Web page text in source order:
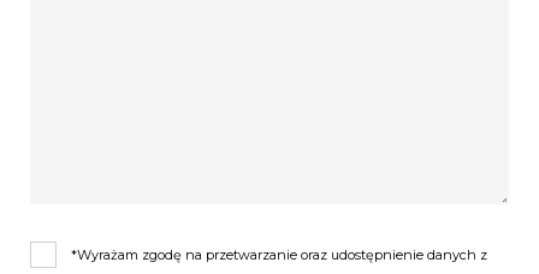
*Wyrażam zgodę na przetwarzanie oraz udostępnienie danych z